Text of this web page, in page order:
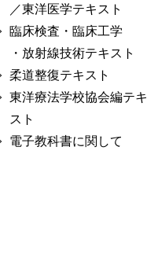
／東洋医学テキスト
臨床検査・臨床工学
・放射線技術テキスト
柔道整復テキスト
東洋療法学校協会編テキ
スト
電子教科書に関して